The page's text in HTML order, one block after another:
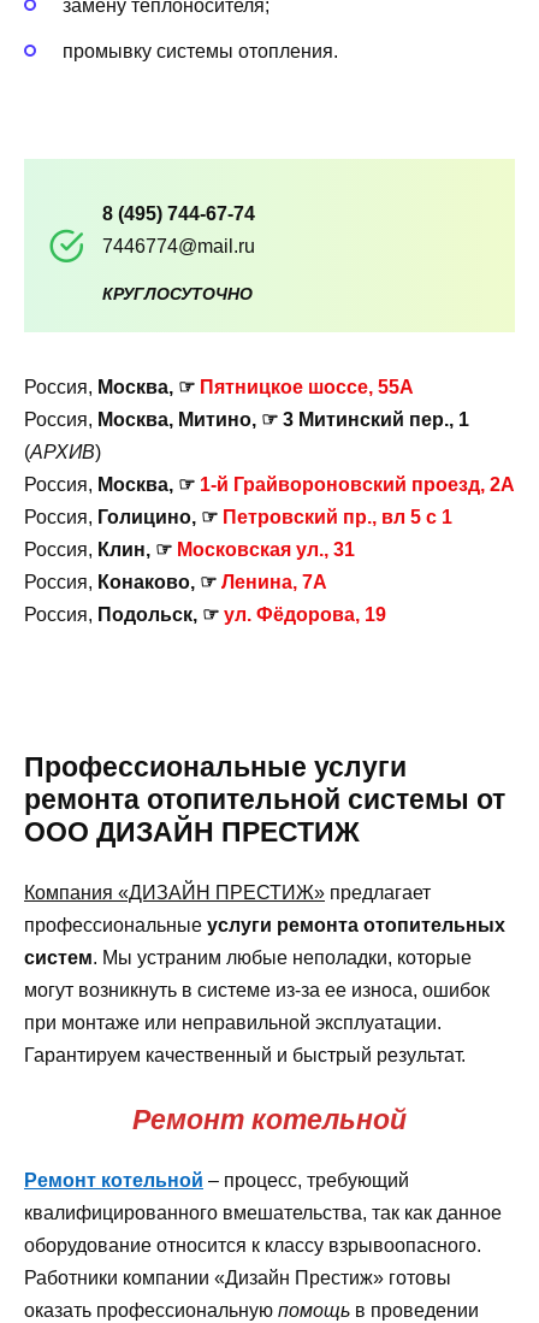
замену теплоносителя;
промывку системы отопления.
8 (495) 744-67-74
7446774@mail.ru
КРУГЛОСУТОЧНО
Россия, Москва, ☞ Пятницкое шоссе, 55А
Россия, Москва, Митино, ☞ 3 Митинский пер., 1
(АРХИВ)
Россия, Москва, ☞ 1-й Грайвороновский проезд, 2А
Россия, Голицино, ☞ Петровский пр., вл 5 с 1
Россия, Клин, ☞ Московская ул., 31
Россия, Конаково, ☞ Ленина, 7А
Россия, Подольск, ☞ ул. Фёдорова, 19
Профессиональные услуги
ремонта отопительной системы от
ООО ДИЗАЙН ПРЕСТИЖ
Компания «ДИЗАЙН ПРЕСТИЖ» предлагает
профессиональные услуги ремонта отопительных
систем. Мы устраним любые неполадки, которые
могут возникнуть в системе из-за ее износа, ошибок
при монтаже или неправильной эксплуатации.
Гарантируем качественный и быстрый результат.
Ремонт котельной
Ремонт котельной – процесс, требующий
квалифицированного вмешательства, так как данное
оборудование относится к классу взрывоопасного.
Работники компании «Дизайн Престиж» готовы
оказать профессиональную помощь в проведении